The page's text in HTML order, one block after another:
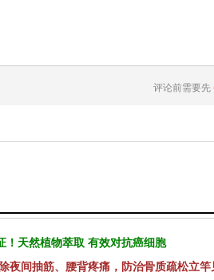
评论前需要先
！天然植物萃取 有效对抗癌细胞
夜间抽筋、腰背疼痛，防治骨质疏松立竿